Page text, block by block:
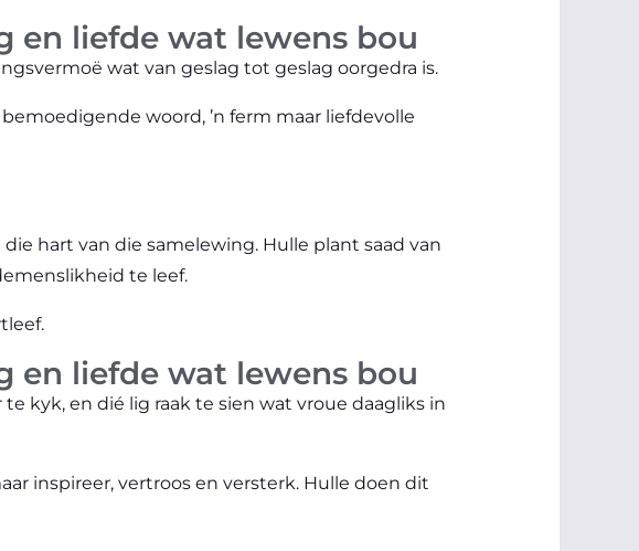
en liefde wat lewens bou
wat van geslag tot geslag oorgedra is.
woord, ’n ferm maar liefdevolle
hart van die samelewing. Hulle plant saad van
te leef.
en liefde wat lewens bou
kyk, en dié lig raak te sien wat vroue daagliks in
inspireer, vertroos en versterk. Hulle doen dit